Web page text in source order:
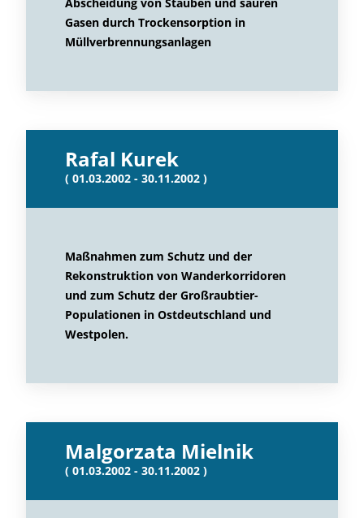
Gasen durch Trockensorption in
Müllverbrennungsanlagen
Rafal Kurek
( 01.03.2002 - 30.11.2002 )
Maßnahmen zum Schutz und der
Rekonstruktion von Wanderkorridoren
und zum Schutz der Großraubtier-
Populationen in Ostdeutschland und
Westpolen.
Malgorzata Mielnik
( 01.03.2002 - 30.11.2002 )